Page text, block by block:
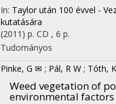
In: Taylor után 100 évvel -
kutatására
(2011) p. CD , 6 p.
Tudományos
Pinke, G ✉ ; Pál, R W ; Tóth, K
Weed vegetation of
environmental